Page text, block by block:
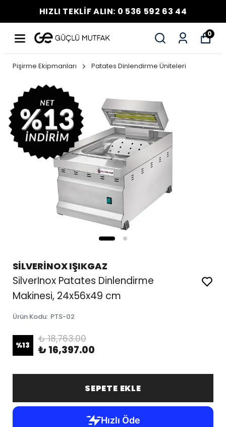
HIZLI TEKLİF ALIN: 0 536 592 63 44
0
Pişirme Ekipmanları Patates Dinlendirme Üniteleri
SİLVERİNOX IŞIKGAZ
SilverInox Patates Dinlendirme
Makinesi, 24x56x49 cm
Ürün Kodu: PTS-02
%13
₺ 18,763.00
₺ 16,397.00
SEPETE EKLE